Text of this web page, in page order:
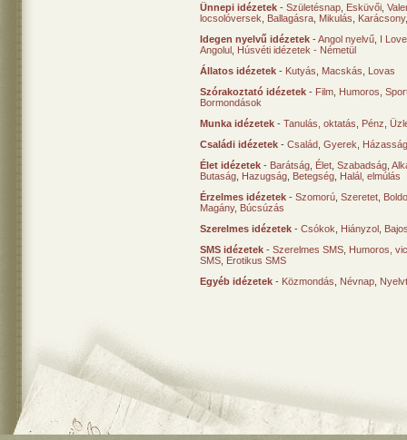
Ünnepi idézetek - Születésnap Esküvői
locsolóversek
Ballagásra Mikulás Karácsony
Idegen nyelvű idézetek -Angol nyelvű I
Angolul Húsvéti idézetek - Németül
Állatos idézetek - Kutyás Macskás
Lovas
Szórakoztató idézetek - Film Humoros
Bormondások
Munka idézetek - Tanulás, oktatás Pénz
Családi idézetek - Család Gyerek
Élet idézetek - Barátság Élet Szabadság
Butaság Hazugság Betegség Halál, elmúlás
Érzelmes idézetek - Szomorú Szeretet
Magány, Búcsúzás
Szerelmes idézetek - Csókok Hiányzol
SMS idézetek - Szerelmes SMS Humoros,
SMS Erotikus SMS
Egyéb idézetek - Közmondás Névnap